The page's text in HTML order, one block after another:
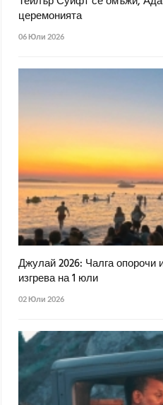
церемонията
06 Юли 2026
Джулай 2026: Чалга опорочи
изгрева на 1 юли
02 Юли 2026